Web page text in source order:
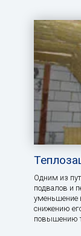
Одним из
подвалов и
уменьшение
снижению
повышению